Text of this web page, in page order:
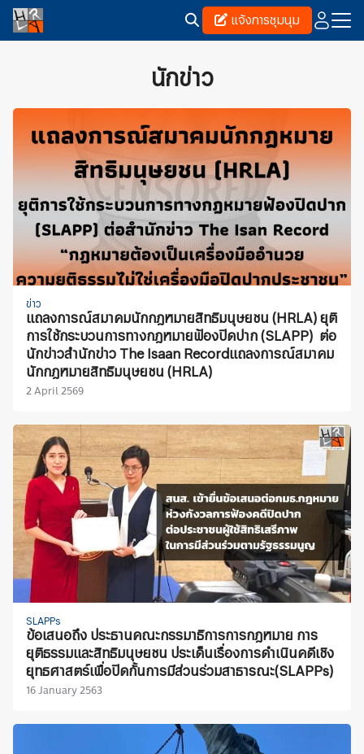
Skip
แจ้งการชุมนุม
นักข่าว
ข่าว
แถลงการณ์สมาคมนักกฎหมายสิทธิมนุษยชน (HRLA) ยุติ
การใช้กระบวนการทางกฎหมายฟ้องปิดปาก (SLAPP) ต่อ
นักข่าวสำนักข่าว The Isaan Recordแถลงการณ์สมาคม
นักกฎหมายสิทธิมนุษยชน (HRLA)
2 April 2569
SLAPPs
ข้อเสนอถึง ประธานคณะกรรมาธิการการกฎหมาย การ
ยุติธรรมและสิทธิมนุษยชน ประเด็นเรื่องการดำเนินคดีเชิง
ยุทธศาสตร์เพื่อปิดกั้นการมีส่วนร่วมสาธารณะ(SLAPPs)
16 January 2563